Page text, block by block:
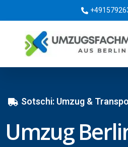
Sotschi: Umzug &
Umzug